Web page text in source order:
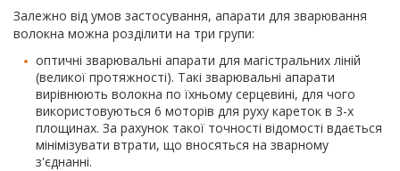
Залежно від умов застосування, апарати для зварювання
волокна можна розділити на три групи:
оптичні зварювальні апарати для магістральних ліній
(великої протяжності). Такі зварювальні апарати
вирівнюють волокна по їхньому серцевині, для чого
використовуються 6 моторів для руху кареток в 3-х
площинах. За рахунок такої точності відомості вдається
мінімізувати втрати, що вносяться на зварному
з'єднанні.